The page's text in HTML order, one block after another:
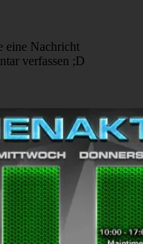
eine Nachricht
verfassen ;D